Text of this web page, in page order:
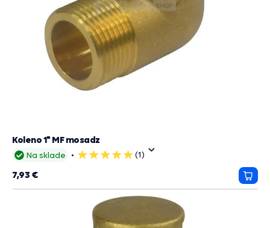
Na sklade
5
(1)
Koleno 1" MF mosadz
7,93 €
do